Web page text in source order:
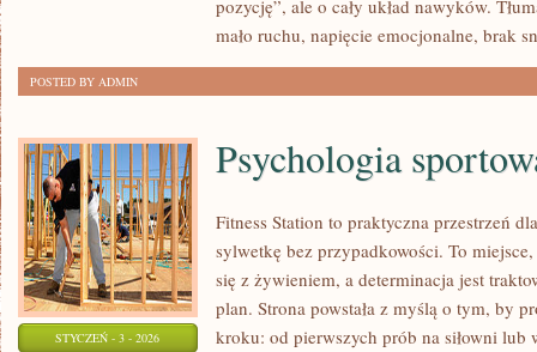
AUTOMASAŻ
pozycję”, ale o cały układ nawyków.
mało ruchu, napięcie emocjonalne, brak
POSTED BY ADMIN
STYCZEŃ - 3 - 2026
Psychologia
Fitness Station to praktyczna przestrzeń
sylwetkę bez przypadkowości. To
się z żywieniem, a determinacja jest
plan. Strona powstała z myślą o tym, by
kroku: od pierwszych prób na siłowni lub